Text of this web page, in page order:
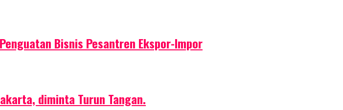
Bisnis Pesantren Ekspor-Impor
diminta Turun Tangan.